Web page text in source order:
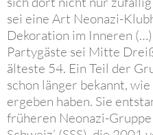
sei eine Art Neonazi-
Dekoration im Inneren
Partygäste sei Mitte
älteste 54. Ein Teil der
schon länger bekannt,
ergeben haben. Sie
früheren Neonazi-Gruppe